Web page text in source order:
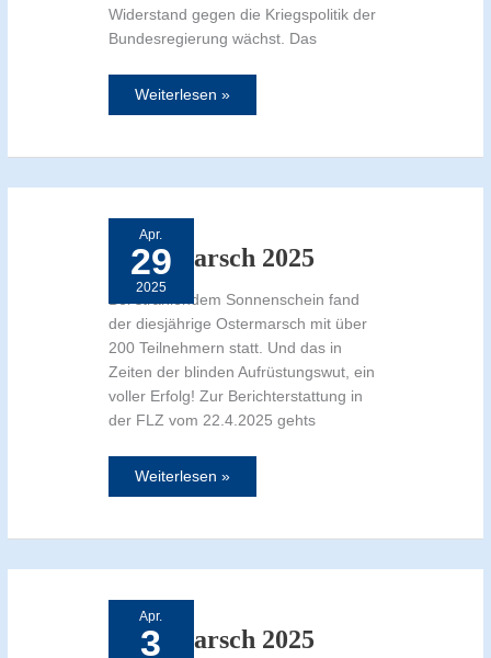
Widerstand gegen die Kriegspolitik der
Bundesregierung wächst. Das
Weiterlesen »
Apr.
29
2025
Ostermarsch 2025
Bei strahlendem Sonnenschein fand
der diesjährige Ostermarsch mit über
200 Teilnehmern statt. Und das in
Zeiten der blinden Aufrüstungswut, ein
voller Erfolg! Zur Berichterstattung in
der FLZ vom 22.4.2025 gehts
Weiterlesen »
Apr.
3
Ostermarsch 2025